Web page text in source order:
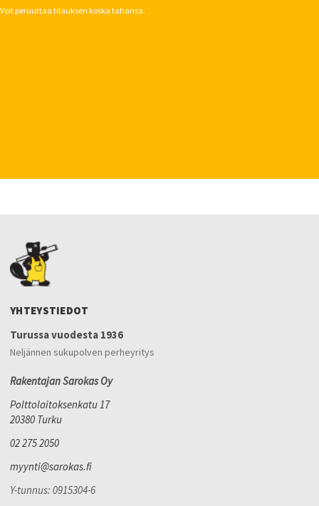
Voit peruuttaa tilauksen koska tahansa.
YHTEYSTIEDOT
Turussa vuodesta 1936
Neljännen sukupolven perheyritys
Rakentajan Sarokas Oy
Polttolaitoksenkatu 17
20380 Turku
02 275 2050
myynti@sarokas.fi
Y-tunnus: 0915304-6